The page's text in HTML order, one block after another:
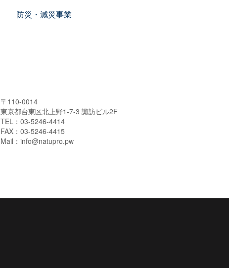
防災・減災事業
〒110-0014
東京都台東区北上野1-7-3 諏訪ビル2F
TEL：03-5246-4414
FAX：03-5246-4415
Mail：info@natupro.pw